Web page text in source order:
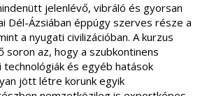
jelenlévő, vibráló és gyorsan
Dél-Ázsiában éppúgy szerves része a
a nyugati civilizációban. A kurzus
soron az, hogy a szubkontinens
technológiák és egyéb hatások
jött létre korunk egyik